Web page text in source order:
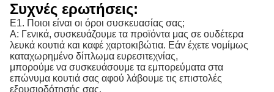
Συχνές ερωτήσεις:
Ε1. Ποιοι είναι οι όροι συσκευασίας σας;
Α: Γενικά, συσκευάζουμε τα προϊόντα μας σε ουδέτερα
λευκά κουτιά και καφέ χαρτοκιβώτια. Εάν έχετε νομίμως
καταχωρημένο δίπλωμα ευρεσιτεχνίας,
μπορούμε να συσκευάσουμε τα εμπορεύματα στα
επώνυμα κουτιά σας αφού λάβουμε τις επιστολές
εξουσιοδότησής σας.